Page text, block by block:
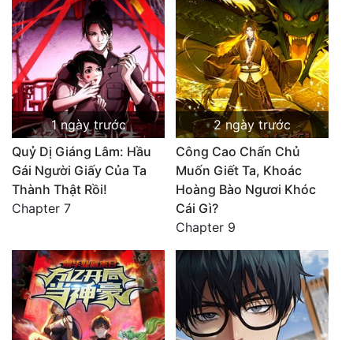
1 ngày trước
Quỷ Dị Giáng Lâm: Hầu
Gái Người Giấy Của Ta
Thành Thật Rồi!
Chapter 7
2 ngày trước
Công Cao Chấn Chủ
Muốn Giết Ta, Khoác
Hoàng Bào Ngươi Khóc
Cái Gì?
Chapter 9